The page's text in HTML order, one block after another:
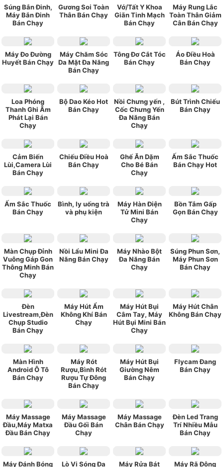
Súng Bắn Đinh,
Máy Bắn Đinh
Bán Chạy
Gương Soi Toàn
Thân Bán Chạy
Vớ/Tất Y Khoa
Giãn Tinh Mạch
Bán Chạy
Máy Rung Lắc
Toàn Thân Giảm
Cân Bán Chạy
Máy Đo Đường
Huyết Bán Chạy
Máy Chăm Sóc
Da Mặt Đa Năng
Bán Chạy
Tông Đơ Cắt Tóc
Bán Chạy
Áo Điều Hoà
Bán Chạy
Loa Phóng
Thanh Ghi Âm
Phát Lại Bán
Chạy
Bộ Dao Kéo Hot
Bán Chạy
Nồi Chưng yến ,
Cốc Chưng Yến
Đa Năng Bán
Chạy
Bút Trình Chiếu
Bán Chạy
Cảm Biến
Lùi,Camera Lùi
Bán Chạy
Chiếu Điều Hoà
Bán Chạy
Ghế Ăn Dặm
Cho Bé Bán
Chạy
Ấm Sắc Thuốc
Bán Chạy Hot
Ấm Sắc Thuốc
Bán Chạy
Bình, ly uống trà
và phụ kiện
Máy Hàn Điện
Tử Mini Bán
Chạy
Bồn Tắm Gấp
Gọn Bán Chạy
Màn Chụp Đỉnh
Vuông Gáp Gon
Thông Minh Bán
Chạy
Nồi Lẩu Mini Đa
Năng Bán Chạy
Máy Nhào Bột
Đa Năng Bán
Chạy
Súng Phun Sơn,
Máy Phun Sơn
Bán Chạy
Đèn
Livestream,Đèn
Chụp Studio
Bán Chạy
Máy Hút Ẩm
Không Khí Bán
Chạy
Máy Hút Bụi
Câm Tay, Máy
Hút Bụi Mini Bán
Chạy
Máy Hút Chân
Không Bán Chạy
Màn Hình
Android Ô Tô
Bán Chạy
Máy Rót
Rượu,Bình Rót
Rượu Tự Đông
Bán Chạy
Máy Hút Bụi
Giường Nêm
Bán Chạy
Flycam Đang
Bán Chạy
Máy Massage
Đầu,Máy Matxa
Đầu Bán Chạy
Máy Massage
Đầu Gối Bán
Chạy
Máy Massage
Chân Bán Chạy
Đèn Led Trang
Trí Nhiều Mẫu
Bán Chạy
Máy Đánh Bóng
Lò Vi Sóng Đa
Máy Rửa Bát
Máy Rã Đông